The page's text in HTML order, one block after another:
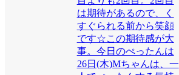
は期待があるので、く
すぐられる前から笑顔
です☆この期待感が大
事。今日のぺったんは
26日(木)Mちゃんは、一